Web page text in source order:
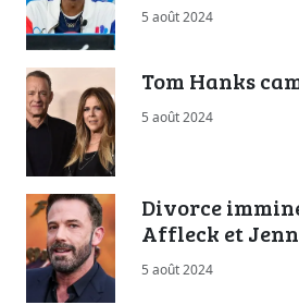
5 août 2024
Tom Hanks
5 août 2024
Divorce
Affleck et
5 août 2024